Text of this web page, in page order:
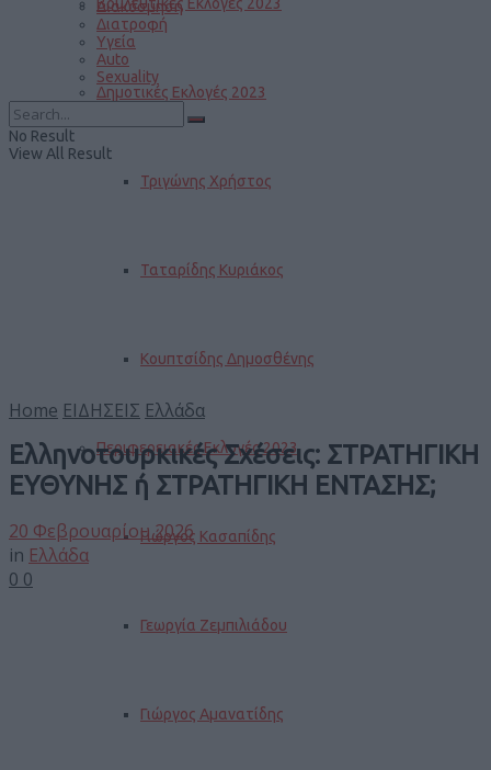
Δημοτικές Εκλογές 2023
Τριγώνης Χρήστος
Ταταρίδης Κυριάκος
Κουπτσίδης Δημοσθένης
Περιφερειακές Εκλογές 2023
Γιώργος Κασαπίδης
Γεωργία Ζεμπιλιάδου
Γιώργος Αμανατίδης
Διακόσμηση
Διατροφή
Υγεία
Auto
Sexuality
No Result
View All Result
Home ΕΙΔΗΣΕΙΣ Ελλάδα
Ελληνοτουρκικές Σχέσεις: ΣΤΡΑΤΗΓΙΚΗ
ΕΥΘΥΝΗΣ ή ΣΤΡΑΤΗΓΙΚΗ ΕΝΤΑΣΗΣ;
20 Φεβρουαρίου 2026
in Ελλάδα
0 0